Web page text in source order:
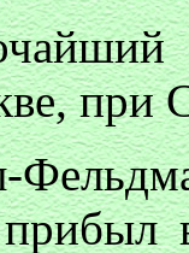
при